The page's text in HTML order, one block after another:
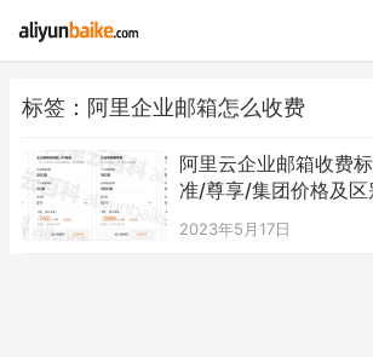
标签：阿里企业邮箱怎么收费
阿里云企业邮箱收费
准/尊享/集团价格及区
2023年5月17日